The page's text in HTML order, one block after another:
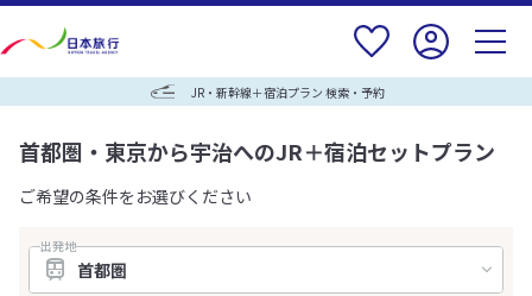
JR・新幹線＋宿泊プラン 検索・予約
首都圏・東京から宇治へのJR＋宿泊セットプラン
ご希望の条件をお選びください
出発地